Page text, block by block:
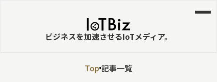
ビジネスを加速させるIoTメディア。
Top 記事一覧